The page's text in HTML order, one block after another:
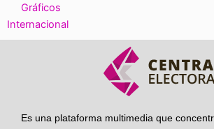
Gráficos
Internacional
Es una plataforma multimedia que